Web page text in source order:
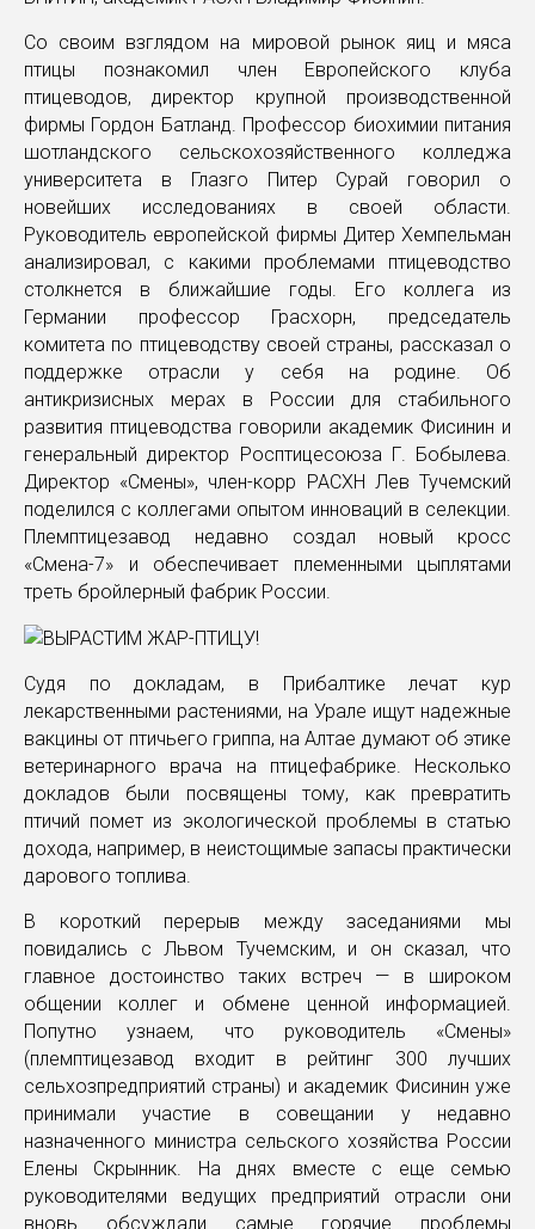
Со своим взглядом на мировой рынок яиц и мяса
птицы познакомил член Европейского клуба
птицеводов, директор крупной производственной
фирмы Гордон Батланд. Профессор биохимии питания
шотландского сельскохозяйственного колледжа
университета в Глазго Питер Сурай говорил о
новейших исследованиях в своей области.
Руководитель европейской фирмы Дитер Хемпельман
анализировал, с какими проблемами птицеводство
столкнется в ближайшие годы. Его коллега из
Германии профессор Грасхорн, председатель
комитета по птицеводству своей страны, рассказал о
поддержке отрасли у себя на родине. Об
антикризисных мерах в России для стабильного
развития птицеводства говорили академик Фисинин и
генеральный директор Росптицесоюза Г. Бобылева.
Директор «Смены», член-корр РАСХН Лев Тучемский
поделился с коллегами опытом инноваций в селекции.
Племптицезавод недавно создал новый кросс
«Смена-7» и обеспечивает племенными цыплятами
треть бройлерный фабрик России.
Судя по докладам, в Прибалтике лечат кур
лекарственными растениями, на Урале ищут надежные
вакцины от птичьего гриппа, на Алтае думают об этике
ветеринарного врача на птицефабрике. Несколько
докладов были посвящены тому, как превратить
птичий помет из экологической проблемы в статью
дохода, например, в неистощимые запасы практически
дарового топлива.
В короткий перерыв между заседаниями мы
повидались с Львом Тучемским, и он сказал, что
главное достоинство таких встреч — в широком
общении коллег и обмене ценной информацией.
Попутно узнаем, что руководитель «Смены»
(племптицезавод входит в рейтинг 300 лучших
сельхозпредприятий страны) и академик Фисинин уже
принимали участие в совещании у недавно
назначенного министра сельского хозяйства России
Елены Скрынник. На днях вместе с еще семью
руководителями ведущих предприятий отрасли они
вновь обсуждали самые горячие проблемы